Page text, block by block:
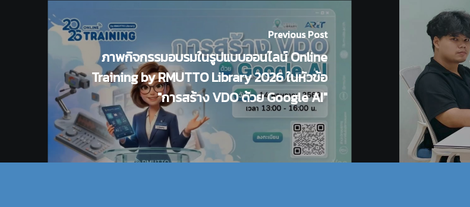
Previous Post
ภาพกิจกรรมอบรมในรูปแบบออนไลน์ Online
Training by RMUTTO Library 2026 ในหัวข้อ
"การสร้าง VDO ด้วย Google AI"